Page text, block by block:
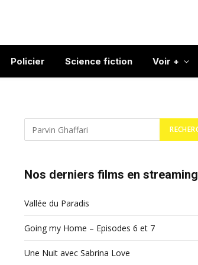
Policier Science fiction Voir +
Nos derniers films en streaming
Vallée du Paradis
Going my Home – Episodes 6 et 7
Une Nuit avec Sabrina Love